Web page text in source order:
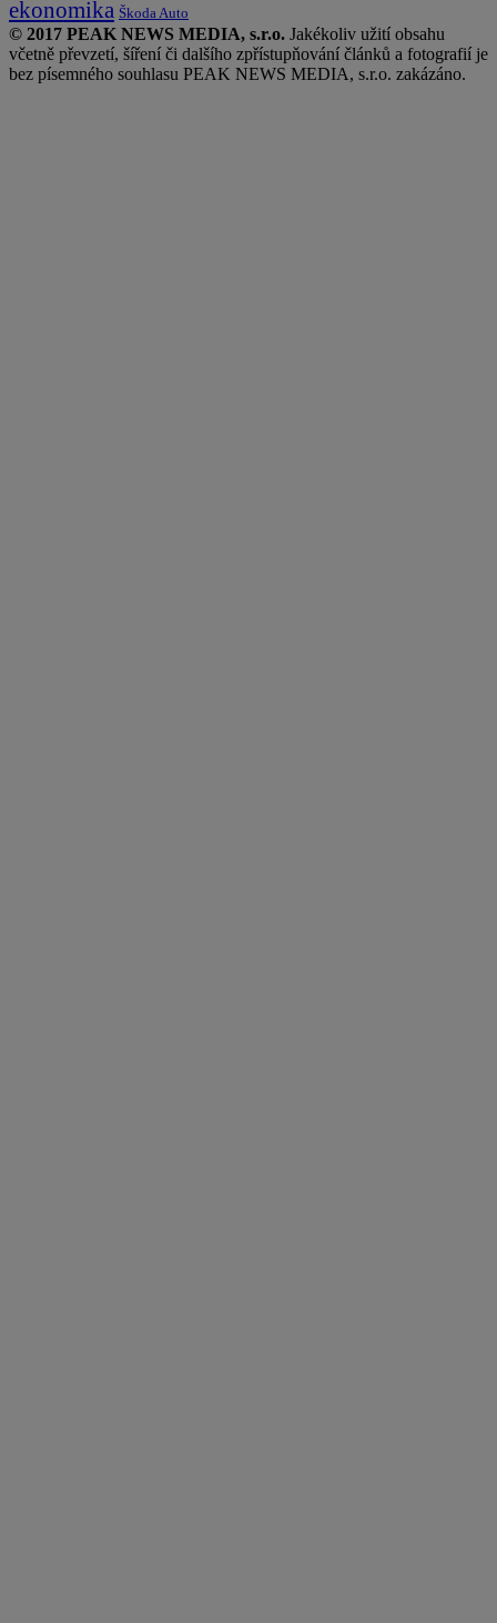
ekonomika Škoda Auto
© 2017 PEAK NEWS MEDIA, s.r.o. Jakékoliv užití obsahu
včetně převzetí, šíření či dalšího zpřístupňování článků a fotografií je
bez písemného souhlasu PEAK NEWS MEDIA, s.r.o. zakázáno.